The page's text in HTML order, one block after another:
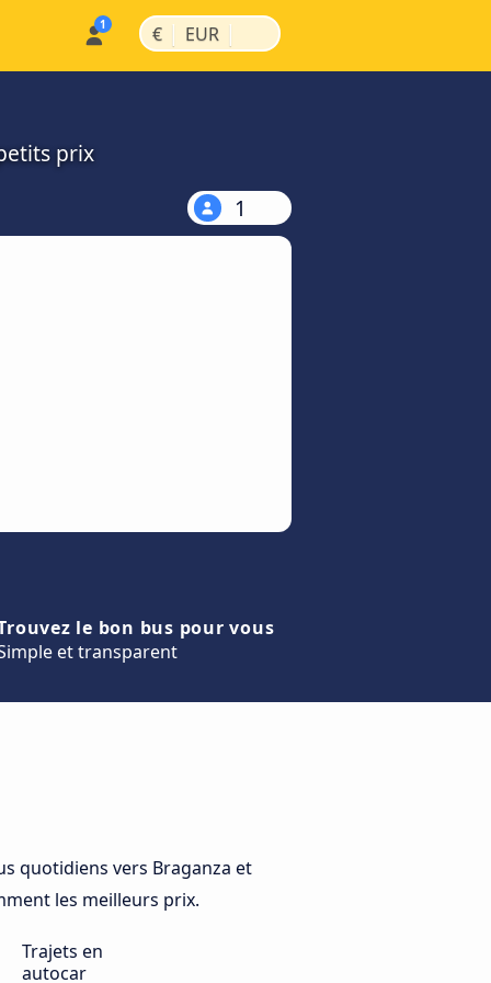
€ | EUR |
prix
1
le bon bus pour vous
et transparent
quotidiens vers Braganza et
les meilleurs prix.
Trajets en
autocar